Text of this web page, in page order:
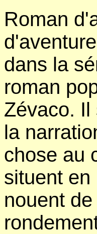
Roman
dans la
roman
Zévaco. Il
la
chose au
situent
nouent